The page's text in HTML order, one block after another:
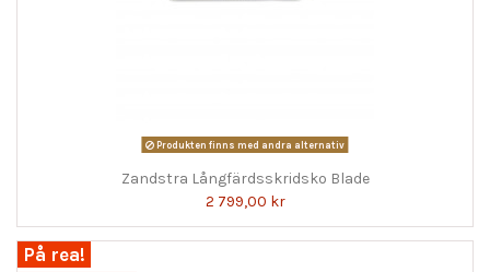
Produkten finns med andra alternativ
Zandstra Långfärdsskridsko Blade
2 799,00 kr
På rea!